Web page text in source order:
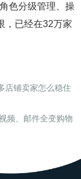
色分级管理、操
，已经在32万家
店铺卖家怎么稳住
频、邮件全变购物